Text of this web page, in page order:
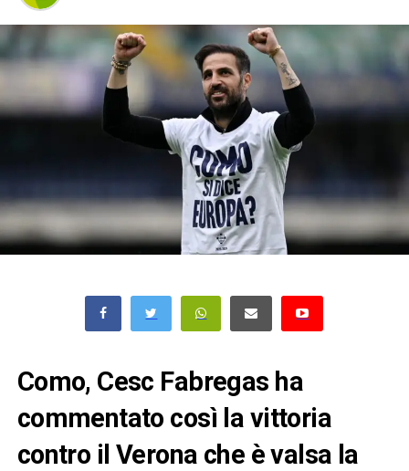
Como, Cesc Fabregas ha
commentato così la vittoria
contro il Verona che è valsa la